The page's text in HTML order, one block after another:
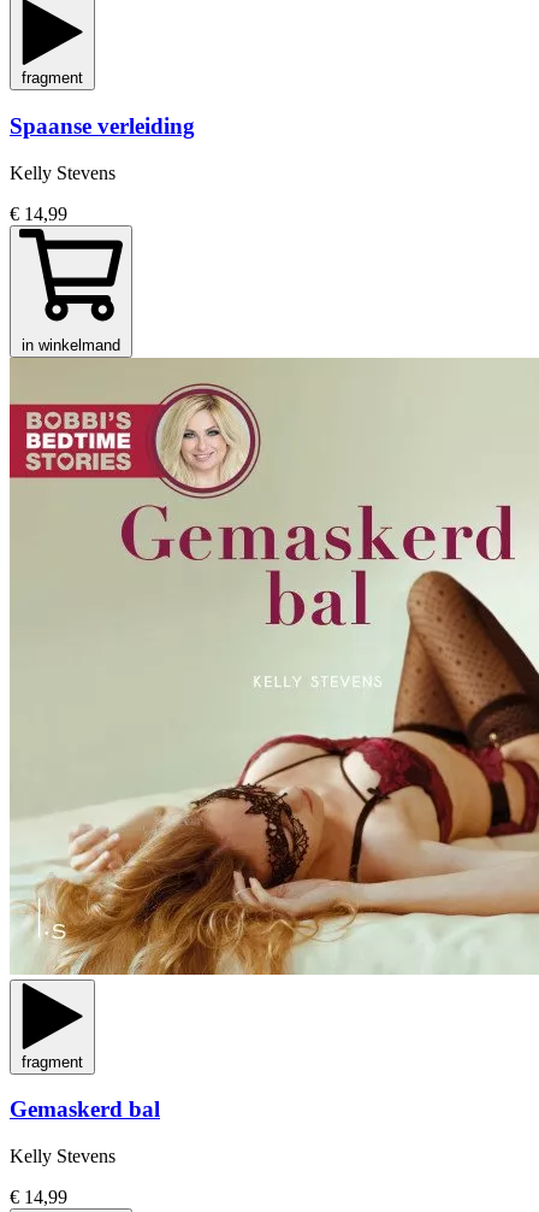
fragment
Spaanse verleiding
Kelly Stevens
€ 14,99
in winkelmand
fragment
Gemaskerd bal
Kelly Stevens
€ 14,99